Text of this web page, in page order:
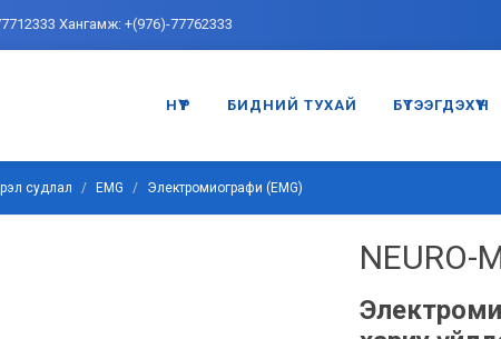
Хангамж: +(976)-77762333
НҮҮР БИДНИЙ ТУХАЙ БҮТЭЭГДЭХҮҮН
судлал EMG Электромиографи (EMG)
NEURO-